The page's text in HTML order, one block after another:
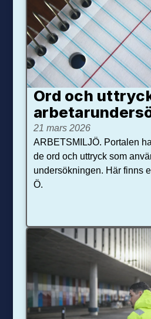
Ord och
21 mars 2026
ARBETSMILJÖ. Portalen
de ord och uttryck som
undersökningen. Här finns
Ö.